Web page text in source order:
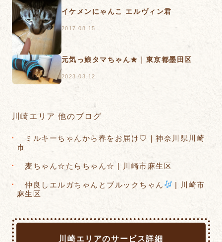
イケメンにゃんこ エルヴィン君
2017.08.15
元気っ娘タマちゃん★｜東京都墨田区
2023.03.12
川崎エリア 他のブログ
ミルキーちゃんから春をお届け♡｜神奈川県川崎
市
麦ちゃん☆たらちゃん☆ | 川崎市麻生区
仲良しエルガちゃんとブルックちゃん
| 川崎市
麻生区
川崎エリアのサービス詳細